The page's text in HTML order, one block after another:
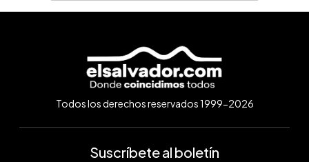
Todos los derechos reservados 1999-2026
Suscríbete al boletín